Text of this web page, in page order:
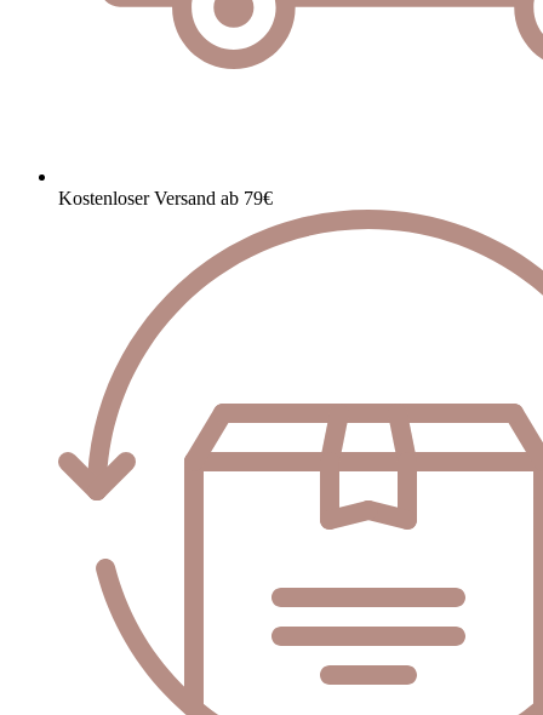
Kostenloser Versand ab 79€